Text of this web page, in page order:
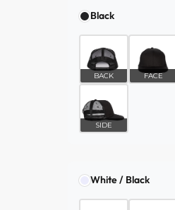
Black
BACK FACE
SIDE
White / Black